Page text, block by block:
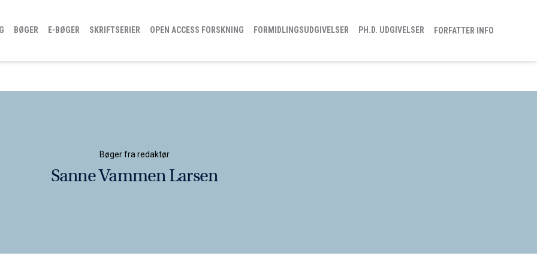
BØGER E-BØGER SKRIFTSERIER OPEN ACCESS FORSKNING FORMIDLINGSUDGIVELSER PH.D. UDGIVELSER FORFATTER INFO
Bøger fra redaktør
Sanne Vammen Larsen